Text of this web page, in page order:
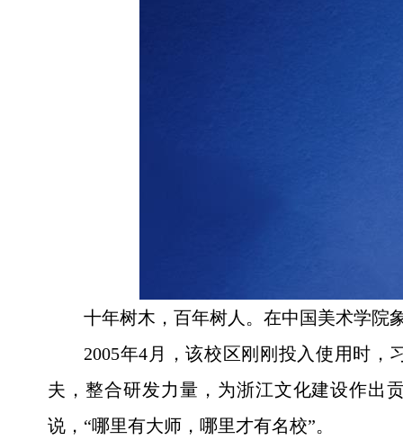
十年树木，百年树人。在中国美术学院
2005年4月，该校区刚刚投入使用时
夫，整合研发力量，为浙江文化建设作出
说，“哪里有大师，哪里才有名校”。